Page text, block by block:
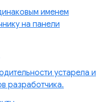
именем
на панели
устарела и
разработчика.